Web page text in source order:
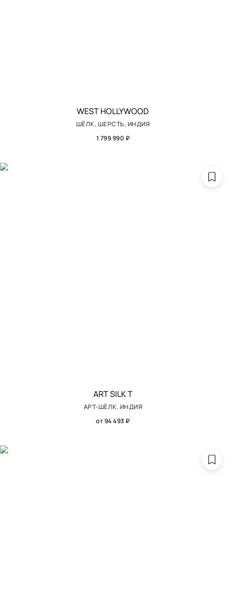
WEST HOLLYWOOD
ШЁЛК, ШЕРСТЬ, ИНДИЯ
1 799 990 ₽
ART SILK T
АРТ-ШЁЛК, ИНДИЯ
от 94 493 ₽